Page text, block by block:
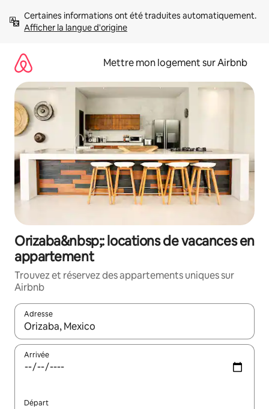
directement
Afficher la langue d'origine
Mettre mon logement sur Airbnb
Orizaba&nbsp;: locations de vacances en
appartement
Trouvez et réservez des appartements uniques sur
Airbnb
Adresse
Lorsque les résultats s'affichent, utilisez les flèches vers le
Arrivée
Départ